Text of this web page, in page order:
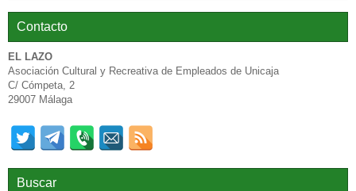
Contacto
EL LAZO
Asociación Cultural y Recreativa de Empleados de Unicaja
C/ Cómpeta, 2
29007 Málaga
Buscar